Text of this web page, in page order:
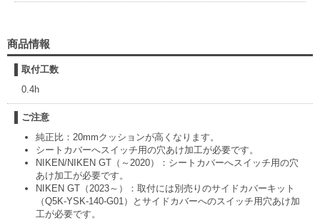
商品情報
取付工数
0.4h
ご注意
純正比：20mmクッションが高くなります。
シートカバーへスイッチ用の穴あけ加工が必要です。
NIKEN/NIKEN GT（～2020）：シートカバーへスイッチ用の穴
あけ加工が必要です。
NIKEN GT（2023～）：取付には別売りのサイドカバーキット
（Q5K-YSK-140-G01）とサイドカバーへのスイッチ用穴あけ加
工が必要です。